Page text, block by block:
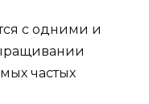
с одними и
частых